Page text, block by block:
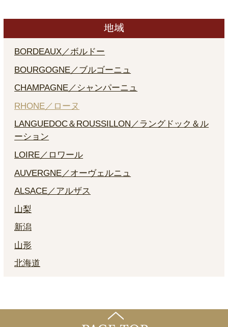
地域
BORDEAUX／ボルドー
BOURGOGNE／ブルゴーニュ
CHAMPAGNE／シャンパーニュ
RHONE／ローヌ
LANGUEDOC＆ROUSSILLON／ラングドック＆ル
ーション
LOIRE／ロワール
AUVERGNE／オーヴェルニュ
ALSACE／アルザス
山梨
新潟
山形
北海道